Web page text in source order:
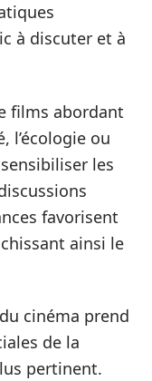
à discuter et à
films abordant
l’écologie ou
les
favorisent
ainsi le
cinéma prend
de la
pertinent.